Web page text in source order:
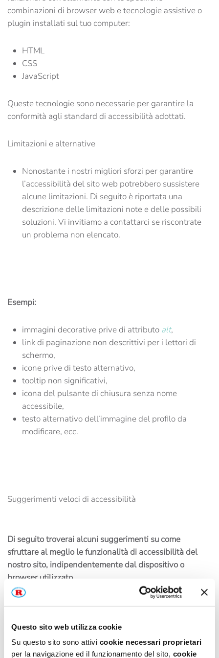
Questo sito web utilizza cookie
Su questo sito sono attivi cookie necessari proprietari
per la navigazione ed il funzionamento del sito, cookie
combinazioni di browser web e tecnologie assistive o
plugin installati sul tuo computer:
HTML
CSS
JavaScript
Queste tecnologie sono necessarie per garantire la
conformità agli standard di accessibilità adottati.
Limitazioni e alternative
Nonostante i nostri migliori sforzi per garantire
l’accessibilità del sito web potrebbero sussistere
alcune limitazioni. Di seguito è riportata una
descrizione delle limitazioni note e delle possibili
soluzioni. Vi invitiamo a contattarci se riscontrate
un problema non elencato.
Esempi:
immagini decorative prive di attributo alt,
link di paginazione non descrittivi per i lettori di
schermo,
icone prive di testo alternativo,
tooltip non significativi,
icona del pulsante di chiusura senza nome
accessibile,
testo alternativo dell’immagine del profilo da
modificare, ecc.
Suggerimenti veloci di accessibilità
Di seguito troverai alcuni suggerimenti su come
sfruttare al meglio le funzionalità di accessibilità del
nostro sito, indipendentemente dal dispositivo o
browser utilizzato.
Come ingrandire lo schermo nei diversi sistemi
operativi